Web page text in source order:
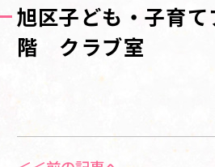
旭区子ども・子育
階 クラブ室